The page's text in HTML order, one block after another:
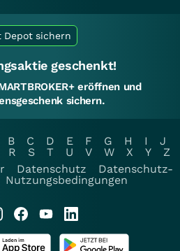
Depot sichern
geschenkt!
eröffnen und
sichern.
B C D E F G H I
J
R S T U V W X Y
Z
Datenschutz
Datenschutz-
Nutzungsbedingungen